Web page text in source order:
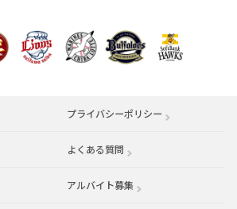
プライバシーポリシー
開く） よくある質問
アルバイト募集 （別ウィンドウで開く